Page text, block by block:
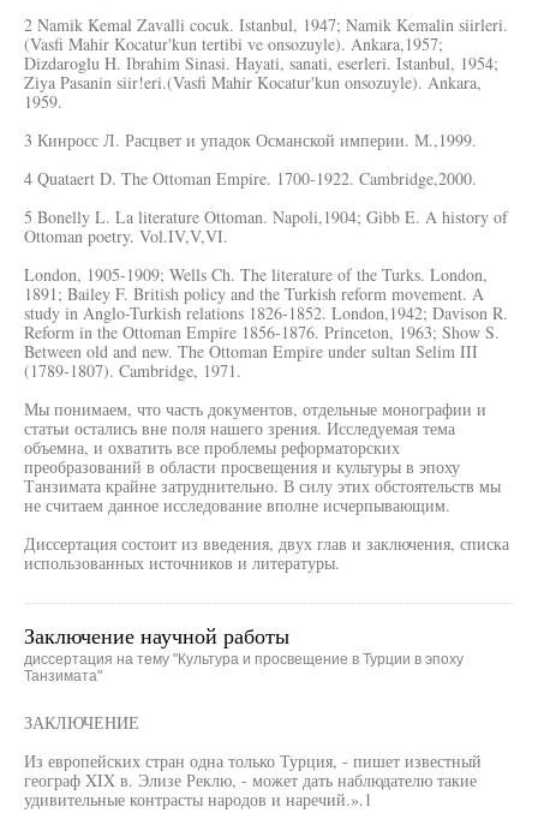
2 Namik Kemal Zavalli cocuk. Istanbul, 1947; Namik Kemalin siirleri.
(Vasfi Mahir Kocatur'kun tertibi ve onsozuyle). Ankara,1957;
Dizdaroglu H. Ibrahim Sinasi. Hayati, sanati, eserleri. Istanbul, 1954;
Ziya Pasanin siir!eri.(Vasfi Mahir Kocatur'kun onsozuyle). Ankara,
1959.
3 Кинросс Л. Расцвет и упадок Османской империи. М.,1999.
4 Quataert D. The Ottoman Empire. 1700-1922. Cambridge,2000.
5 Bonelly L. La literature Ottoman. Napoli,1904; Gibb E. A history of
Ottoman poetry. Vol.IV,V,VI.
London, 1905-1909; Wells Ch. The literature of the Turks. London,
1891; Bailey F. British policy and the Turkish reform movement. A
study in Anglo-Turkish relations 1826-1852. London,1942; Davison R.
Reform in the Ottoman Empire 1856-1876. Princeton, 1963; Show S.
Between old and new. The Ottoman Empire under sultan Selim III
(1789-1807). Cambridge, 1971.
Мы понимаем, что часть документов, отдельные монографии и
статьи остались вне поля нашего зрения. Исследуемая тема
объемна, и охватить все проблемы реформаторских
преобразований в области просвещения и культуры в эпоху
Танзимата крайне затруднительно. В силу этих обстоятельств мы
не считаем данное исследование вполне исчерпывающим.
Диссертация состоит из введения, двух глав и заключения, списка
использованных источников и литературы.
Заключение научной работы
диссертация на тему "Культура и просвещение в Турции в эпоху
Танзимата"
ЗАКЛЮЧЕНИЕ
Из европейских стран одна только Турция, - пишет известный
географ XIX в. Элизе Реклю, - может дать наблюдателю такие
удивительные контрасты народов и наречий.».1